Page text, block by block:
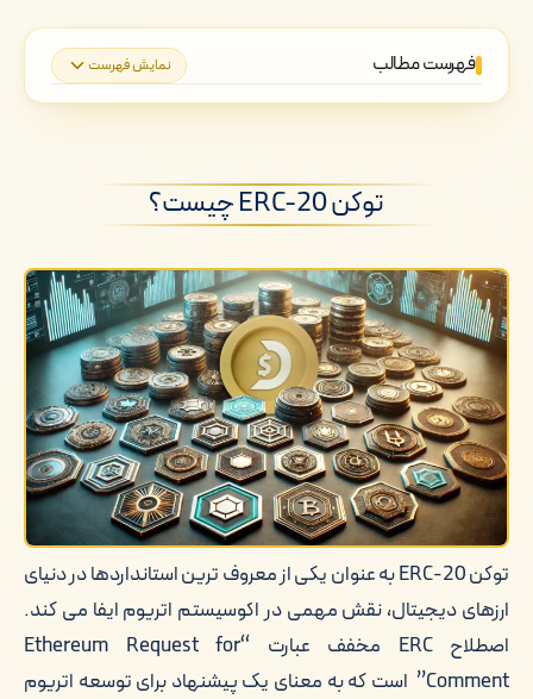
فهرست مطالب نمایش فهرست
توکن ERC-20 چیست؟
کاربردهای توکن های ERC-20
نحوه کارکرد توکن های ERC-20 و
استانداردهای آن
توکن ERC-20 چیست؟
توکن ERC-20 به عنوان یکی از معروف ترین استانداردها در دنیای
ارزهای دیجیتال، نقش مهمی در اکوسیستم اتریوم ایفا می کند.
اصطلاح ERC مخفف عبارت “Ethereum Request for
Comment” است که به معنای یک پیشنهاد برای توسعه اتریوم